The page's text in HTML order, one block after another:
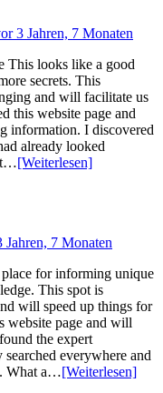
3 Jahren, 7 Monaten
This looks like a good
secrets. This
and will facilitate us
this website page and
information. I discovered
already looked
[Weiterlesen]
Jahren, 7 Monaten
for informing unique
This spot is
will speed up things for
website page and will
the expert
everywhere and
What a…[Weiterlesen]